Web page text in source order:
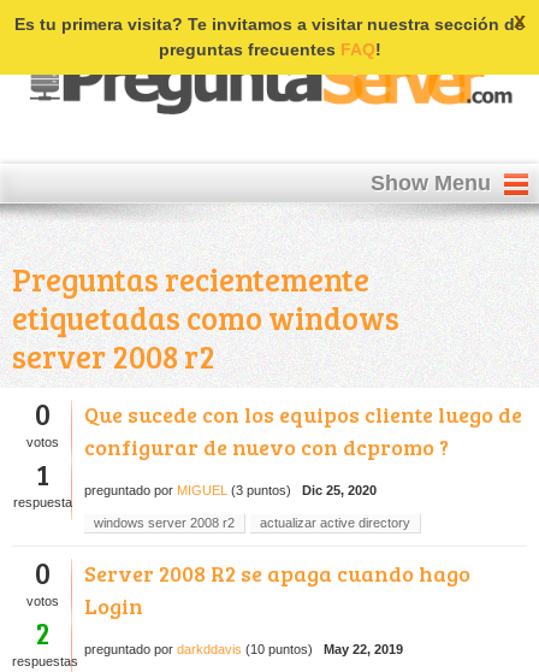
Login | Register
Es tu primera visita? Te invitamos a visitar nuestra sección de
preguntas frecuentes FAQ!
x
Show Menu
Preguntas recientemente
etiquetadas como windows
server 2008 r2
0
votos
1
respuesta
Que sucede con los equipos cliente luego de
configurar de nuevo con dcpromo ?
preguntado por MIGUEL (3 puntos) Dic 25, 2020
windows server 2008 r2 actualizar active directory
0
votos
2
respuestas
Server 2008 R2 se apaga cuando hago
Login
preguntado por darkddavis (10 puntos) May 22, 2019